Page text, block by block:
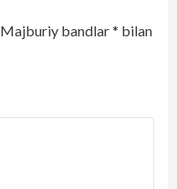
Majburiy bandlar* bilan